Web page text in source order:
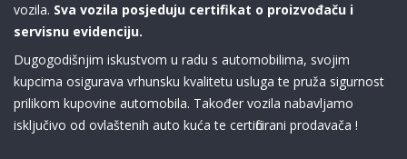
vozila. Sva vozila posjeduju certifikat o proizvođaču i
servisnu evidenciju.
Dugogodišnjim iskustvom u radu s automobilima, svojim
kupcima osigurava vrhunsku kvalitetu usluga te pruža sigurnost
prilikom kupovine automobila. Također vozila nabavljamo
isključivo od ovlaštenih auto kuća te certificirani prodavača !